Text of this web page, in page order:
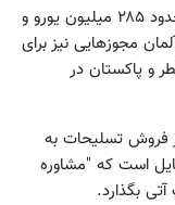
سهم کشور مصر از صادرات تسلیحاتی آلمان حدود ۲۸۵ میلیون یورو و
است. آلمان مجوزهایی نیز برای
و پاکستان در
کرد که از فروش تسلیحات به
است که "مشاوره
بگذارد.